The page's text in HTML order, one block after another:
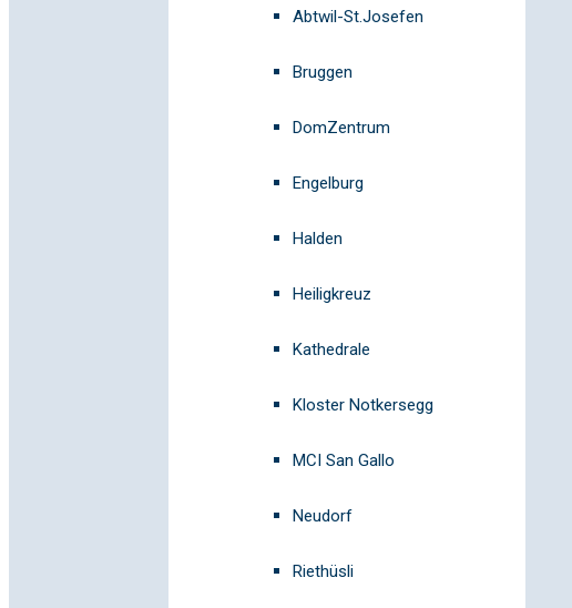
Abtwil-St.Josefen
Bruggen
DomZentrum
Engelburg
Halden
Heiligkreuz
Kathedrale
Kloster Notkersegg
MCI San Gallo
Neudorf
Riethüsli